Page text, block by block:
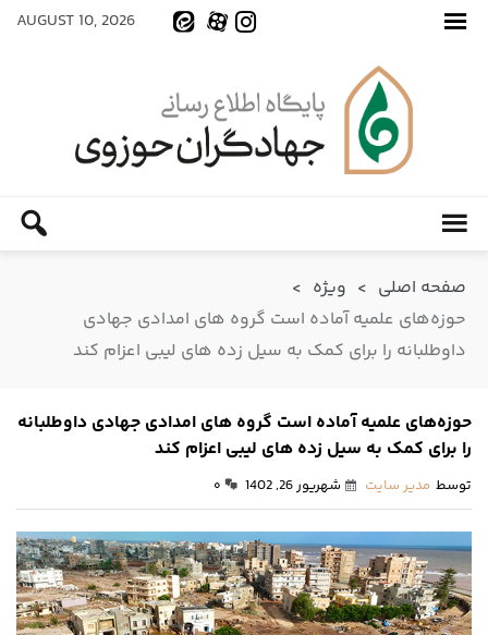
AUGUST 10, 2026
صفحه اصلی > ویژه >
حوزه‌های علمیه آماده است گروه های امدادی جهادی
داوطلبانه را برای کمک به سیل زده های لیبی اعزام کند
حوزه‌های علمیه آماده است گروه های امدادی جهادی داوطلبانه
را برای کمک به سیل زده های لیبی اعزام کند
توسط مدیر سایت شهریور 26, 1402 ۰